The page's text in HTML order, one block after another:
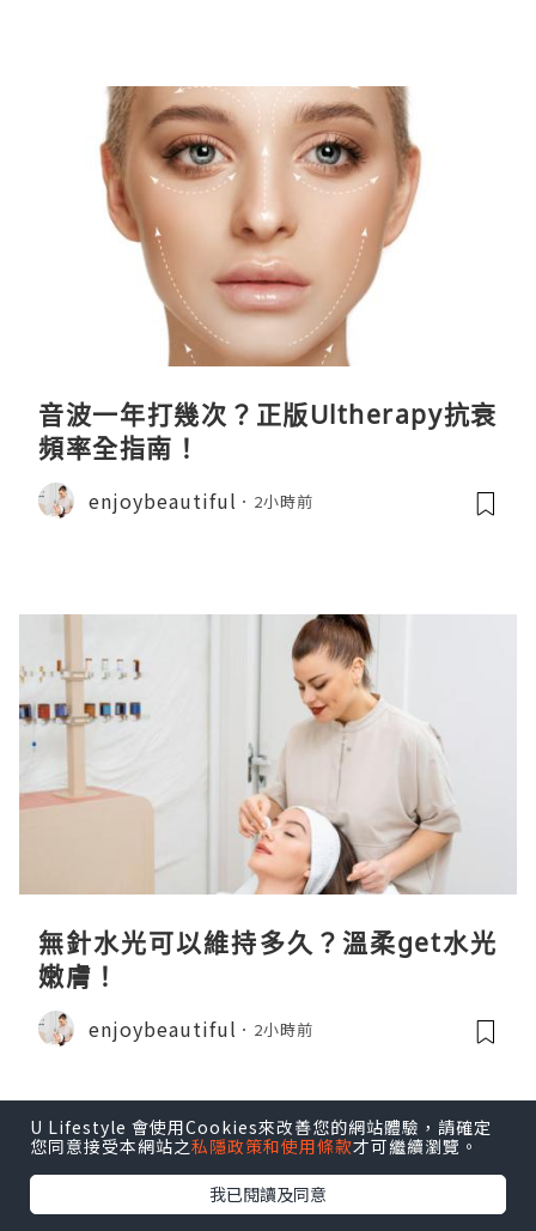
音波一年打幾次？正版Ultherapy抗衰
頻率全指南！
enjoybeautiful 2小時前
無針水光可以維持多久？溫柔get水光
嫩膚！
enjoybeautiful 2小時前
U Lifestyle 會使用Cookies來改善您的網站體驗，請確定
您同意接受本網站之私隱政策和使用條款才可繼續瀏覽。
我已閱讀及同意